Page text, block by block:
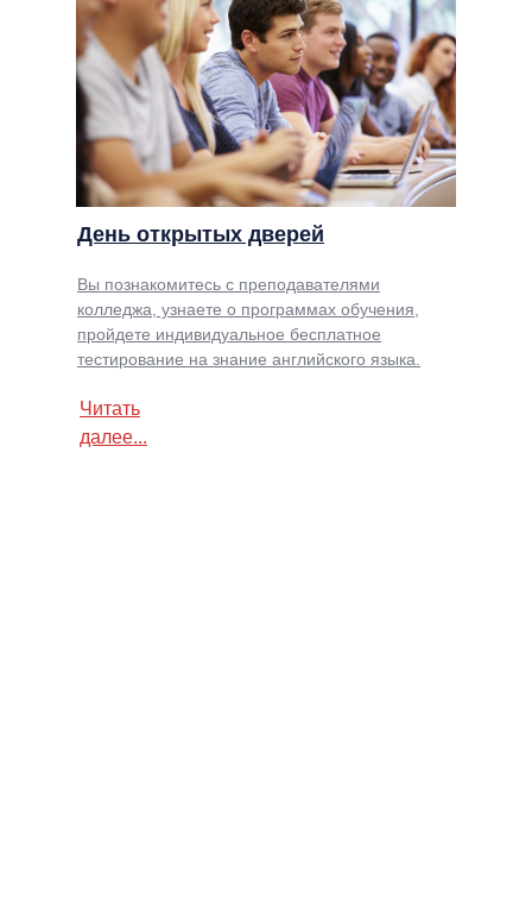
День открытых дверей
Вы познакомитесь с преподавателями
колледжа, узнаете о программах обучения,
пройдете индивидуальное бесплатное
тестирование на знание английского языка.
Читать
далее...